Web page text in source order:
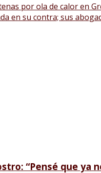
por ola de calor en
en su contra; sus
“Pensé que ya